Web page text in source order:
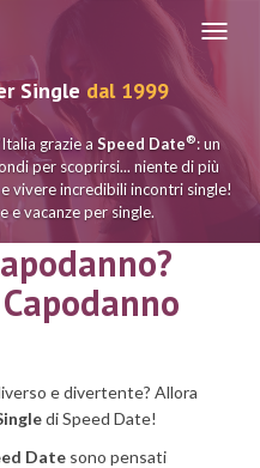
Single dal 1999
grazie a Speed Date®: un
per scoprirsi... niente di più
vivere incredibili incontri single!
e vacanze per single.
e divertente? Allora
di Speed Date!
Date sono pensati